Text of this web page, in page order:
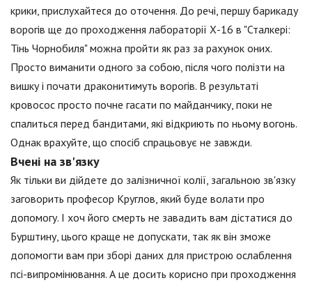
крики, прислухайтеся до оточення. До речі, першу барикаду
ворогів ще до проходження лабораторії Х-16 в "Сталкері:
Тінь Чорнобиля" можна пройти як раз за рахунок оних.
Просто виманити одного за собою, після чого полізти на
вишку і почати драконитимуть ворогів. В результаті
кровосос просто почне гасати по майданчику, поки не
спалиться перед бандитами, які відкриють по ньому вогонь.
Однак врахуйте, що спосіб спрацьовує не завжди.
Вчені на зв'язку
Як тільки ви дійдете до залізничної колії, загальною зв'язку
заговорить професор Круглов, який буде волати про
допомогу. І хоч його смерть не завадить вам дістатися до
Бурштину, цього краще не допускати, так як він зможе
допомогти вам при зборі даних для пристрою ослаблення
псі-випромінювання. А це досить корисно при проходження